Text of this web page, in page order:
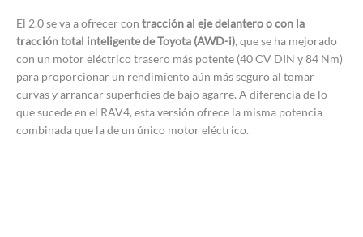
El 2.0 se va a ofrecer con tracción al eje delantero o con la
tracción total inteligente de Toyota (AWD-i), que se ha mejorado
con un motor eléctrico trasero más potente (40 CV DIN y 84 Nm)
para proporcionar un rendimiento aún más seguro al tomar
curvas y arrancar superficies de bajo agarre. A diferencia de lo
que sucede en el RAV4, esta versión ofrece la misma potencia
combinada que la de un único motor eléctrico.